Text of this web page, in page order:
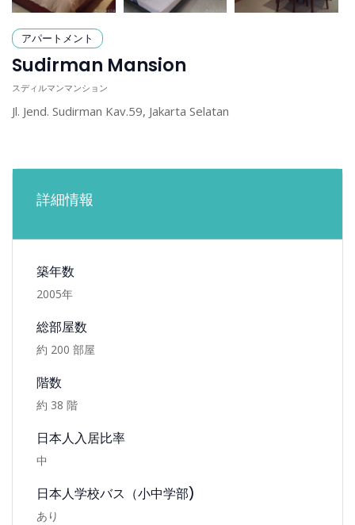
Sudirman Mansion
スディルマンマンション
Jl. Jend. Sudirman Kav.59, Jakarta Selatan
詳細情報
築年数
2005年
総部屋数
約 200 部屋
階数
約 38 階
日本人入居比率
中
日本人学校バス（小中学部)
あり